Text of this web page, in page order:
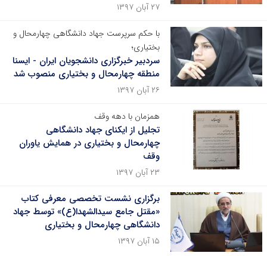
۲۷ آبان ۱۳۹۷
با حکم سرپرست جهاد دانشگاهی چهارمحال و
بختیاری؛
سردبیر خبرگزاری دانشجویان ایران - ایسنا
منطقه چهارمحال و بختیاری منصوب شد
۲۶ آبان ۱۳۹۷
همزمان با دهه وقف
تجلیل از ایکنای جهاد دانشگاهی
چهارمحال و بختیاری در همایش یاوران
وقف
۲۳ آبان ۱۳۹۷
برگزاری نشست تخصصی معرفی کتاب
«مقتل جامع سیدالشهدا(ع)» توسط جهاد
دانشگاهی چهارمحال و بختیاری
۱۵ آبان ۱۳۹۷